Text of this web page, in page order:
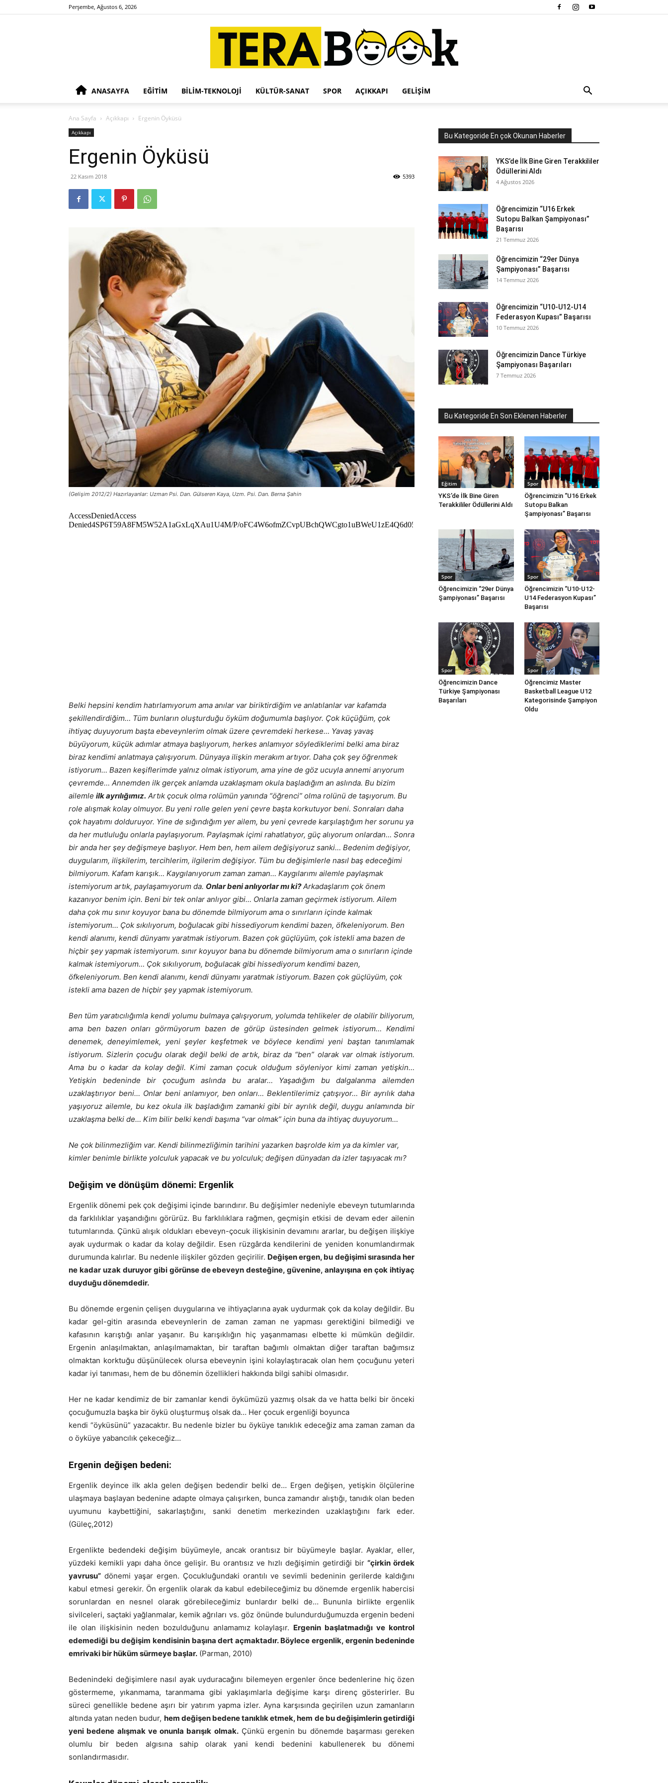
Perşembe, Ağustos 6, 2026
ANASAYFA EĞITIM BILIM-TEKNOLOJI KÜLTÜR-SANAT SPOR AÇIKKAPI GELIŞIM
Ana Sayfa Açıkkapı Ergenin Öyküsü
Açıkkapı
Ergenin Öyküsü
22 Kasım 2018 5393
(Gelişim 2012/2) Hazırlayanlar: Uzman Psi. Dan. Gülseren Kaya, Uzm. Psi. Dan. Berna Şahin
Belki hepsini kendim hatırlamıyorum ama anılar var biriktirdiğim ve anlatılanlar var kafamda
şekillendirdiğim… Tüm bunların oluşturduğu öyküm doğumumla başlıyor. Çok küçüğüm, çok
ihtiyaç duyuyorum başta ebeveynlerim olmak üzere çevremdeki herkese… Yavaş yavaş
büyüyorum, küçük adımlar atmaya başlıyorum, herkes anlamıyor söylediklerimi belki ama biraz
biraz kendimi anlatmaya çalışıyorum. Dünyaya ilişkin merakım artıyor. Daha çok şey öğrenmek
istiyorum… Bazen keşiflerimde yalnız olmak istiyorum, ama yine de göz ucuyla annemi arıyorum
çevremde… Annemden ilk gerçek anlamda uzaklaşmam okula başladığım an aslında. Bu bizim
ailemle ilk ayrılığımız. Artık çocuk olma rolümün yanında “öğrenci” olma rolünü de taşıyorum. Bu
role alışmak kolay olmuyor. Bu yeni rolle gelen yeni çevre başta korkutuyor beni. Sonraları daha
çok hayatımı dolduruyor. Yine de sığındığım yer ailem, bu yeni çevrede karşılaştığım her sorunu ya
da her mutluluğu onlarla paylaşıyorum. Paylaşmak içimi rahatlatıyor, güç alıyorum onlardan… Sonra
bir anda her şey değişmeye başlıyor. Hem ben, hem ailem değişiyoruz sanki… Bedenim değişiyor,
duygularım, ilişkilerim, tercihlerim, ilgilerim değişiyor. Tüm bu değişimlerle nasıl baş edeceğimi
bilmiyorum. Kafam karışık… Kaygılanıyorum zaman zaman… Kaygılarımı ailemle paylaşmak
istemiyorum artık, paylaşamıyorum da. Onlar beni anlıyorlar mı ki?Arkadaşlarım çok önem
kazanıyor benim için. Beni bir tek onlar anlıyor gibi… Onlarla zaman geçirmek istiyorum. Ailem
daha çok mu sınır koyuyor bana bu dönemde bilmiyorum ama o sınırların içinde kalmak
istemiyorum… Çok sıkılıyorum, boğulacak gibi hissediyorum kendimi bazen, öfkeleniyorum. Ben
kendi alanımı, kendi dünyamı yaratmak istiyorum. Bazen çok güçlüyüm, çok istekli ama bazen de
hiçbir şey yapmak istemiyorum. sınır koyuyor bana bu dönemde bilmiyorum ama o sınırların içinde
kalmak istemiyorum… Çok sıkılıyorum, boğulacak gibi hissediyorum kendimi bazen,
öfkeleniyorum. Ben kendi alanımı, kendi dünyamı yaratmak istiyorum. Bazen çok güçlüyüm, çok
istekli ama bazen de hiçbir şey yapmak istemiyorum.
Ben tüm yaratıcılığımla kendi yolumu bulmaya çalışıyorum, yolumda tehlikeler de olabilir biliyorum,
ama ben bazen onları görmüyorum bazen de görüp üstesinden gelmek istiyorum… Kendimi
denemek, deneyimlemek, yeni şeyler keşfetmek ve böylece kendimi yeni baştan tanımlamak
istiyorum. Sizlerin çocuğu olarak değil belki de artık, biraz da “ben” olarak var olmak istiyorum.
Ama bu o kadar da kolay değil. Kimi zaman çocuk olduğum söyleniyor kimi zaman yetişkin…
Yetişkin bedeninde bir çocuğum aslında bu aralar… Yaşadığım bu dalgalanma ailemden
uzaklaştırıyor beni… Onlar beni anlamıyor, ben onları… Beklentilerimiz çatışıyor… Bir ayrılık daha
yaşıyoruz ailemle, bu kez okula ilk başladığım zamanki gibi bir ayrılık değil, duygu anlamında bir
uzaklaşma belki de… Kim bilir belki kendi başıma “var olmak” için buna da ihtiyaç duyuyorum…
Ne çok bilinmezliğim var. Kendi bilinmezliğimin tarihini yazarken başrolde kim ya da kimler var,
kimler benimle birlikte yolculuk yapacak ve bu yolculuk; değişen dünyadan da izler taşıyacak mı?
Değişim ve dönüşüm dönemi: Ergenlik
Ergenlik dönemi pek çok değişimi içinde barındırır. Bu değişimler nedeniyle ebeveyn tutumlarında
da farklılıklar yaşandığını görürüz. Bu farklılıklara rağmen, geçmişin etkisi de devam eder ailenin
tutumlarında. Çünkü alışık oldukları ebeveyn-çocuk ilişkisinin devamını ararlar, bu değişen ilişkiye
ayak uydurmak o kadar da kolay değildir. Esen rüzgârda kendilerini de yeniden konumlandırmak
durumunda kalırlar. Bu nedenle ilişkiler gözden geçirilir. Değişen ergen, bu değişimi sırasında her
ne kadar uzak duruyor gibi görünse de ebeveyn desteğine, güvenine, anlayışına en çok ihtiyaç
duyduğu dönemdedir.
Bu dönemde ergenin çelişen duygularına ve ihtiyaçlarına ayak uydurmak çok da kolay değildir. Bu
kadar gel-gitin arasında ebeveynlerin de zaman zaman ne yapması gerektiğini bilmediği ve
kafasının karıştığı anlar yaşanır. Bu karışıklığın hiç yaşanmaması elbette ki mümkün değildir.
Ergenin anlaşılmaktan, anlaşılmamaktan, bir taraftan bağımlı olmaktan diğer taraftan bağımsız
olmaktan korktuğu düşünülecek olursa ebeveynin işini kolaylaştıracak olan hem çocuğunu yeteri
kadar iyi tanıması, hem de bu dönemin özellikleri hakkında bilgi sahibi olmasıdır.
Her ne kadar kendimiz de bir zamanlar kendi öykümüzü yazmış olsak da ve hatta belki bir önceki
çocuğumuzla başka bir öykü oluşturmuş olsak da… Her çocuk ergenliği boyunca
kendi “öyküsünü” yazacaktır. Bu nedenle bizler bu öyküye tanıklık edeceğiz ama zaman zaman da
o öyküye yabancılık çekeceğiz…
Ergenin değişen bedeni:
Ergenlik deyince ilk akla gelen değişen bedendir belki de… Ergen değişen, yetişkin ölçülerine
ulaşmaya başlayan bedenine adapte olmaya çalışırken, bunca zamandır alıştığı, tanıdık olan beden
uyumunu kaybettiğini, sakarlaştığını, sanki denetim merkezinden uzaklaştığını fark eder.
(Güleç,2012)
Ergenlikte bedendeki değişim büyümeyle, ancak orantısız bir büyümeyle başlar. Ayaklar, eller,
yüzdeki kemikli yapı daha önce gelişir. Bu orantısız ve hızlı değişimin getirdiği bir “çirkin ördek
yavrusu” dönemi yaşar ergen. Çocukluğundaki orantılı ve sevimli bedeninin gerilerde kaldığını
kabul etmesi gerekir. Ön ergenlik olarak da kabul edebileceğimiz bu dönemde ergenlik habercisi
sorunlardan en nesnel olarak görebileceğimiz bunlardır belki de… Bununla birlikte ergenlik
sivilceleri, saçtaki yağlanmalar, kemik ağrıları vs. göz önünde bulundurduğumuzda ergenin bedeni
ile olan ilişkisinin neden bozulduğunu anlamamız kolaylaşır. Ergenin başlatmadığı ve kontrol
edemediği bu değişim kendisinin başına dert açmaktadır. Böylece ergenlik, ergenin bedeninde
emrivaki bir hüküm sürmeye başlar. (Parman, 2010)
Bedenindeki değişimlere nasıl ayak uyduracağını bilemeyen ergenler önce bedenlerine hiç özen
göstermeme, yıkanmama, taranmama gibi yaklaşımlarla değişime karşı direnç gösterirler. Bu
süreci genellikle bedene aşırı bir yatırım yapma izler. Ayna karşısında geçirilen uzun zamanların
altında yatan neden budur, hem değişen bedene tanıklık etmek, hem de bu değişimlerin getirdiği
yeni bedene alışmak ve onunla barışık olmak.Çünkü ergenin bu dönemde başarması gereken
olumlu bir beden algısına sahip olarak yani kendi bedenini kabullenerek bu dönemi
sonlandırmasıdır.
Bu Kategoride En çok Okunan Haberler
YKS’de İlk Bine Giren Terakkililer
Ödüllerini Aldı
4 Ağustos 2026
Öğrencimizin “U16 Erkek
Sutopu Balkan Şampiyonası”
Başarısı
21 Temmuz 2026
Öğrencimizin “29er Dünya
Şampiyonası” Başarısı
14 Temmuz 2026
Öğrencimizin “U10-U12-U14
Federasyon Kupası” Başarısı
10 Temmuz 2026
Öğrencimizin Dance Türkiye
Şampiyonası Başarıları
7 Temmuz 2026
Bu Kategoride En Son Eklenen Haberler
Eğitim
YKS’de İlk Bine Giren
Terakkililer Ödüllerini Aldı
Spor
Öğrencimizin “U16 Erkek
Sutopu Balkan
Şampiyonası” Başarısı
Spor
Öğrencimizin “29er Dünya
Şampiyonası” Başarısı
Spor
Öğrencimizin “U10-U12-
U14 Federasyon Kupası”
Başarısı
Spor
Öğrencimizin Dance
Türkiye Şampiyonası
Başarıları
Spor
Öğrencimiz Master
Basketball League U12
Kategorisinde Şampiyon
Oldu